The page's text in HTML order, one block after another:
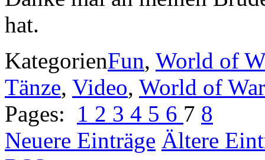
hat.
KategorienFun, World of
Tänze, Video, World of
Pages:
1 2 3 4 5 6 7 8
Neuere Einträge Ältere